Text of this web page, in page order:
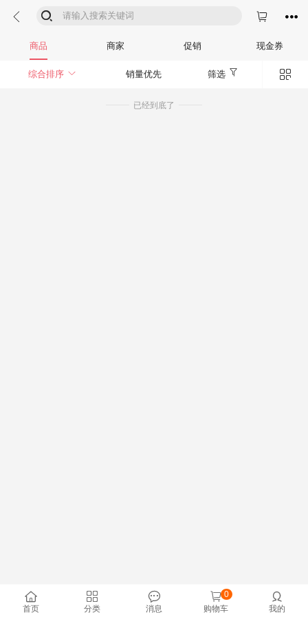
  

商品 商家 促销 现金券
综合排序  销量优先 筛选 
已经到底了

首页

分类

消息

购物车
0 
我的